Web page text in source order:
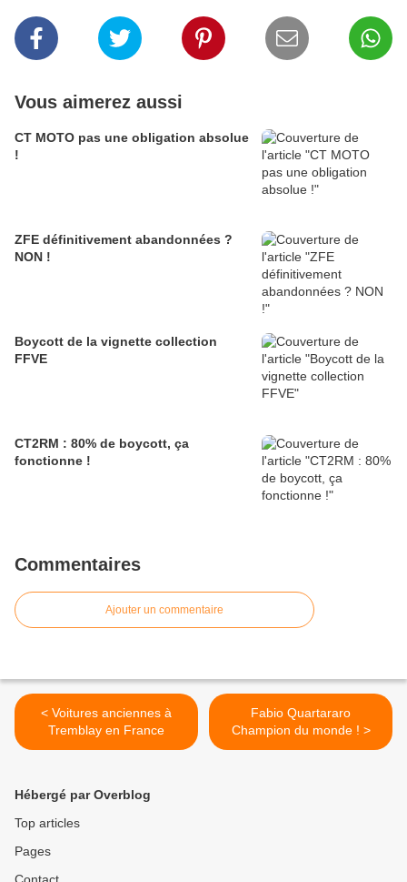
Vous aimerez aussi
CT MOTO pas une obligation absolue
!
ZFE définitivement abandonnées ?
NON !
Boycott de la vignette collection
FFVE
CT2RM : 80% de boycott, ça
fonctionne !
Commentaires
Ajouter un commentaire
< Voitures anciennes à
Tremblay en France
Fabio Quartararo
Champion du monde ! >
Hébergé par Overblog
Top articles
Pages